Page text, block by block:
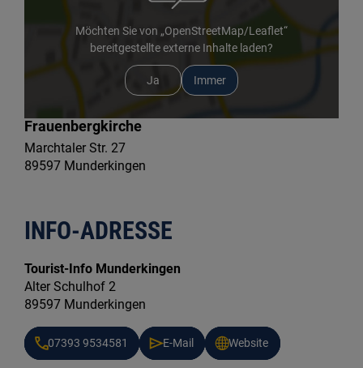
Möchten Sie von „OpenStreetMap/Leaflet“
bereitgestellte externe Inhalte laden?
Ja Immer
Frauenbergkirche
Marchtaler Str. 27
89597 Munderkingen
INFO-ADRESSE
Tourist-Info Munderkingen
Alter Schulhof 2
89597 Munderkingen
07393 9534581 E-Mail Website